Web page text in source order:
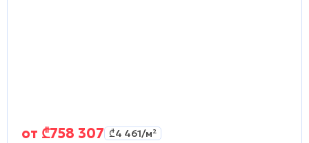
от ₾758 307 ₾4 461/м²